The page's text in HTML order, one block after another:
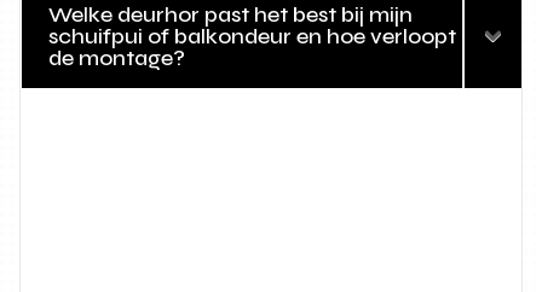
Welke deurhor past het best bij mijn
schuifpui of balkondeur en hoe verloopt
de montage?